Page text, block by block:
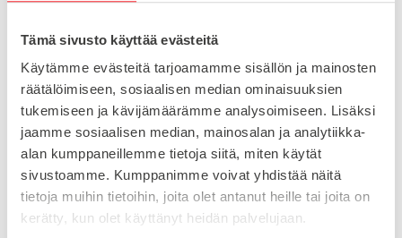
Tämä sivusto käyttää evästeitä
Käytämme evästeitä tarjoamamme sisällön ja mainosten
räätälöimiseen, sosiaalisen median ominaisuuksien
tukemiseen ja kävijämäärämme analysoimiseen. Lisäksi
jaamme sosiaalisen median, mainosalan ja analytiikka-
alan kumppaneillemme tietoja siitä, miten käytät
sivustoamme. Kumppanimme voivat yhdistää näitä
tietoja muihin tietoihin, joita olet antanut heille tai joita on
kerätty, kun olet käyttänyt heidän palvelujaan.
Tuotenumero093T40800808R
Osasto
Kierrelevyt profiilin päähän
MATERIAALI
sinkki
MYYNTIERÄ
1